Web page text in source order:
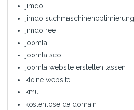
jimdo
jimdo suchmaschinenoptimierung
jimdofree
joomla
joomla seo
joomla website erstellen lassen
kleine website
kmu
kostenlose de domain